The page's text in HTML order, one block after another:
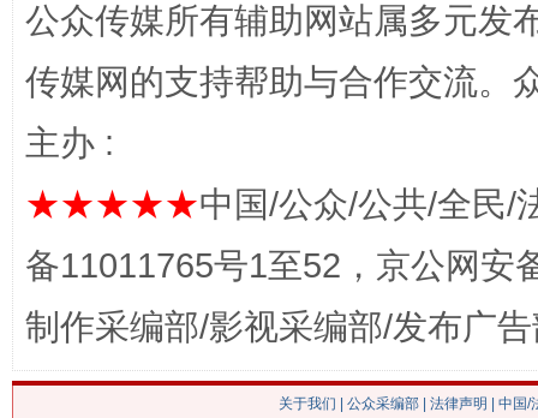
公众传媒所有辅助网站属多元发
传媒网的支持帮助与合作交流。
主办 :
★★★★★中国/公众/公共/全民/
备11011765号1至52，京公网安
制作采编部/影视采编部/发布广
关于我们 公众采编部 法律声明 | 中国